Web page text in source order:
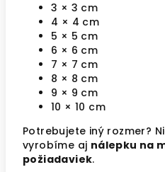
3 × 3 cm
4 × 4 cm
5 × 5 cm
6 × 6 cm
7 × 7 cm
8 × 8 cm
9 × 9 cm
10 × 10 cm
Potrebujete iný rozmer?
vyrobíme aj nálepku na
požiadaviek.